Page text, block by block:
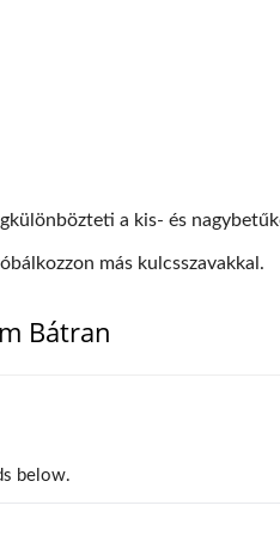
a kis- és
más kulcsszavakkal.
Bátran